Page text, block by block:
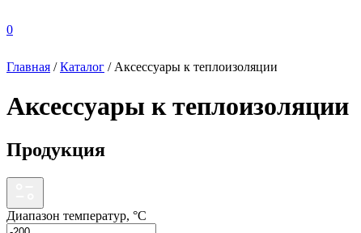
0
Главная /Каталог / Аксессуары к теплоизоляции
Аксессуары к теплоизоляции
Продукция
Диапазон температур, °С